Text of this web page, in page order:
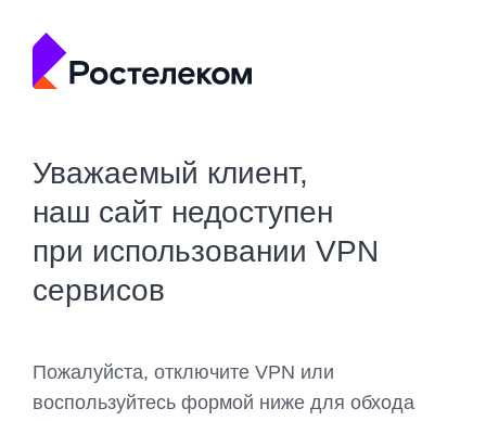
Уважаемый клиент,
наш сайт недоступен
при использовании VPN
сервисов
Пожалуйста, отключите VPN или
воспользуйтесь формой ниже для обхода